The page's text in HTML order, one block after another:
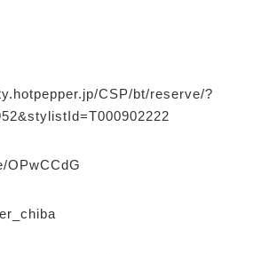
CSP/bt/reserve/?
OPwCCdG